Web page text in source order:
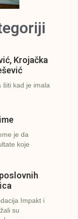
Krojačka
šiti kad je imala
je da
koje
Impakt i
su